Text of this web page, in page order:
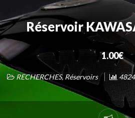
Réservoir
1.00€
RECHERCHES, Réservoirs